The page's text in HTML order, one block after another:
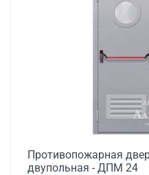
Противопожарная
двупольная - ДПМ 24